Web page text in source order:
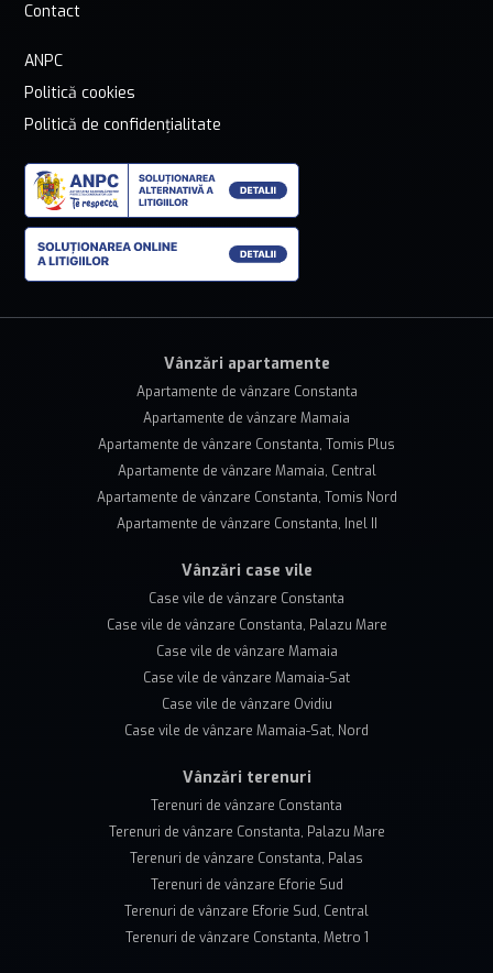
Contact
ANPC
Politică cookies
Politică de confidențialitate
Vânzări apartamente
Apartamente de vânzare Constanta
Apartamente de vânzare Mamaia
Apartamente de vânzare Constanta, Tomis Plus
Apartamente de vânzare Mamaia, Central
Apartamente de vânzare Constanta, Tomis Nord
Apartamente de vânzare Constanta, Inel II
Vânzări case vile
Case vile de vânzare Constanta
Case vile de vânzare Constanta, Palazu Mare
Case vile de vânzare Mamaia
Case vile de vânzare Mamaia-Sat
Case vile de vânzare Ovidiu
Case vile de vânzare Mamaia-Sat, Nord
Vânzări terenuri
Terenuri de vânzare Constanta
Terenuri de vânzare Constanta, Palazu Mare
Terenuri de vânzare Constanta, Palas
Terenuri de vânzare Eforie Sud
Terenuri de vânzare Eforie Sud, Central
Terenuri de vânzare Constanta, Metro 1